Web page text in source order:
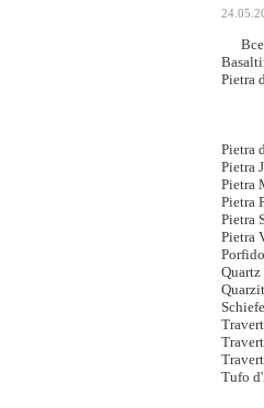
Pietra
Pietra
Pietra
Pietra
Pietra
Pietra
Pietra
Porfido
Quartz
Tufo